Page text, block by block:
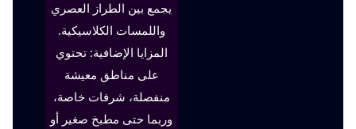
يجمع بين الطراز العصري
واللمسات الكلاسيكية.
المزايا الإضافية: تحتوي
على مناطق معيشة
منفصلة، شرفات خاصة،
وربما حتى مطبخ صغير أو